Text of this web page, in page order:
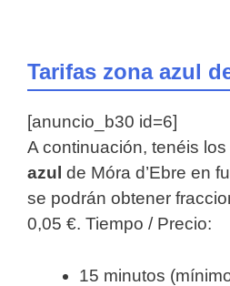
Tarifas zona azul
[anuncio_b30 id=6]
A continuación, tenéis
azul de Móra d’Ebre en
se podrán obtener
0,05 €. Tiempo / Precio:
15 minutos